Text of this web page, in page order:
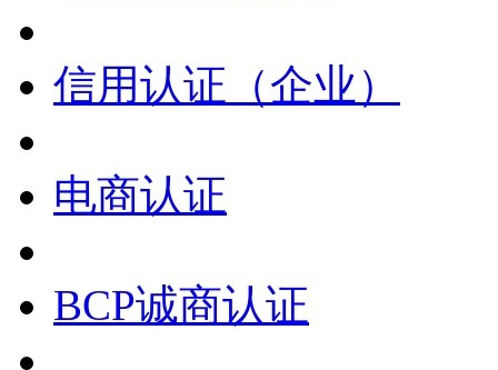
信用认证（企业）
电商认证
BCP诚商认证